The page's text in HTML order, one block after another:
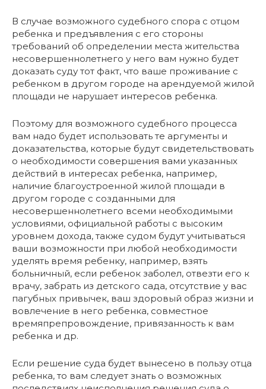
В случае возможного судебного спора с отцом
ребенка и предъявления с его стороны
требований об определении места жительства
несовершеннолетнего у него вам нужно будет
доказать суду тот факт, что ваше проживание с
ребенком в другом городе на арендуемой жилой
площади не нарушает интересов ребенка.
Поэтому для возможного судебного процесса
вам надо будет использовать те аргументы и
доказательства, которые будут свидетельствовать
о необходимости совершения вами указанных
действий в интересах ребенка, например,
наличие благоустроенной жилой площади в
другом городе с созданными для
несовершеннолетнего всеми необходимыми
условиями, официальной работы с высоким
уровнем дохода, также судом будут учитываться
ваши возможности при любой необходимости
уделять время ребенку, например, взять
больничный, если ребенок заболел, отвезти его к
врачу, забрать из детского сада, отсутствие у вас
пагубных привычек, ваш здоровый образ жизни и
вовлечение в него ребенка, совместное
времяпрепровождение, привязанность к вам
ребенка и др.
Если решение суда будет вынесено в пользу отца
ребенка, то вам следует знать о возможных